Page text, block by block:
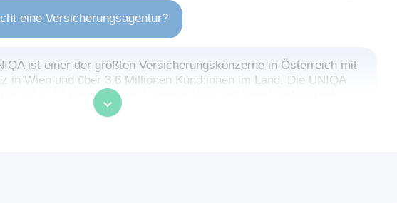
eine Versicherungsagentur?
ist einer der größten Versicherungskonzerne in Österreich mit
in Wien und über 3,6 Millionen Kund:innen im Land. Die UNIQA
ist in 17 europäischen Ländern aktiv und bietet umfassende
in den Bereichen Versicherung, Vorsorge und Veranlagung.